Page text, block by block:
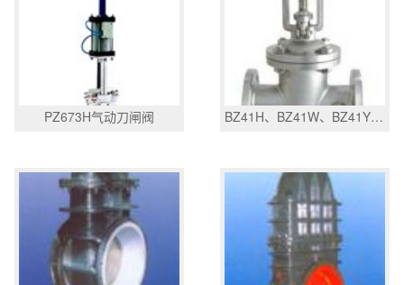
PZ673H气动刀闸阀 BZ41H、BZ41W、BZ41Y保温闸阀